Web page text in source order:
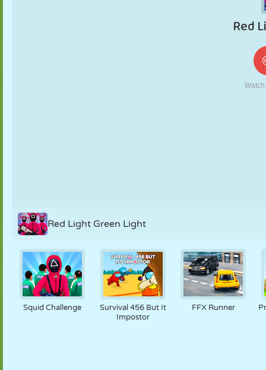
TIC TAC TOE
Red Light Green Light
Squid Challenge
Survival 456 But It
Impostor
FFX Runner